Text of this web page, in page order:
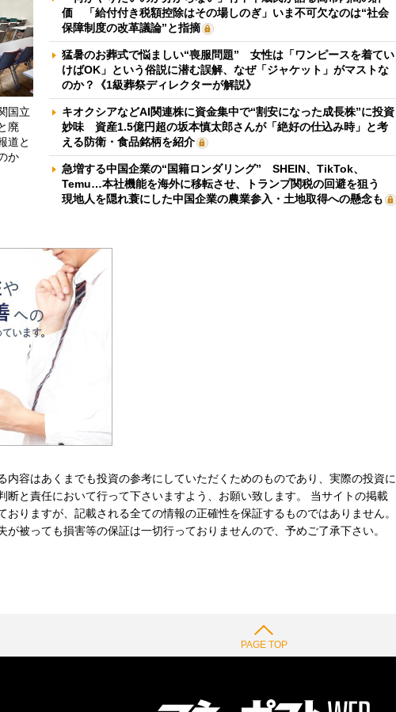
国立
廃
道と
か
価 「給付付き税額控除はその場しのぎ」いま不可欠なのは“社会
保障制度の改革議論”と指摘
猛暑のお葬式で悩ましい“喪服問題” 女性は「ワンピースを着てい
けばOK」という俗説に潜む誤解、なぜ「ジャケット」がマストな
のか？《1級葬祭ディレクターが解説》
キオクシアなどAI関連株に資金集中で“割安になった成長株”に投資
妙味 資産1.5億円超の坂本慎太郎さんが「絶好の仕込み時」と考
える防衛・食品銘柄を紹介
急増する中国企業の“国籍ロンダリング” SHEIN、TikTok、
Temu…本社機能を海外に移転させ、トランプ関税の回避を狙う
現地人を隠れ蓑にした中国企業の農業参入・土地取得への懸念も
内容はあくまでも投資の参考にしていただくためのものであり、実際の投資に
断と責任において行って下さいますよう、お願い致します。 当サイトの掲載
おりますが、記載される全ての情報の正確性を保証するものではありません。
が被っても損害等の保証は一切行っておりませんので、予めご了承下さい。
PAGE TOP